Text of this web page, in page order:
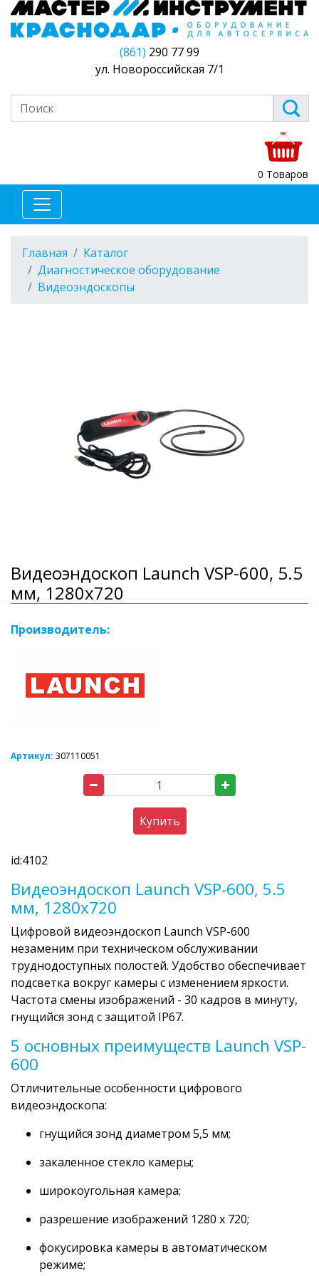
(861) 290 77 99
ул. Новороссийская 7/1
0 Товаров
Главная
Каталог
Диагностическое оборудование
Видеоэндоскопы
Видеоэндоскоп Launch VSP-600, 5.5
мм, 1280x720
Производитель:
Артикул: 307110051
Купить
id:4102
Видеоэндоскоп Launch VSP-600, 5.5
мм, 1280x720
Цифровой видеоэндоскоп Launch VSP-600
незаменим при техническом обслуживании
труднодоступных полостей. Удобство обеспечивает
подсветка вокруг камеры с изменением яркости.
Частота смены изображений - 30 кадров в минуту,
гнущийся зонд с защитой IP67.
5 основных преимуществ Launch VSP-
600
Отличительные особенности цифрового
видеоэндоскопа:
гнущийся зонд диаметром 5,5 мм;
закаленное стекло камеры;
широкоугольная камера;
разрешение изображений 1280 х 720;
фокусировка камеры в автоматическом
режиме;